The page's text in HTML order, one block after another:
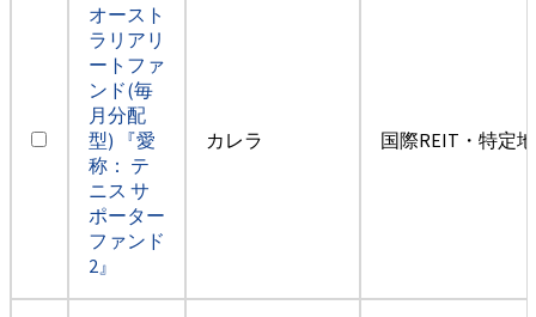
オースト
ラリアリ
ートファ
ンド(毎
月分配
型) 『愛
称： テ
ニス サ
ポーター
ファンド
2』
カレラ 国際REIT・特定